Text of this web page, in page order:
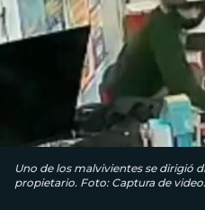
Uno de los malvivientes se dirigió
propietario. Foto: Captura de video.